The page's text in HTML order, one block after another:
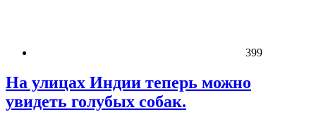
399
На улицах Индии теперь можно
увидеть голубых собак.